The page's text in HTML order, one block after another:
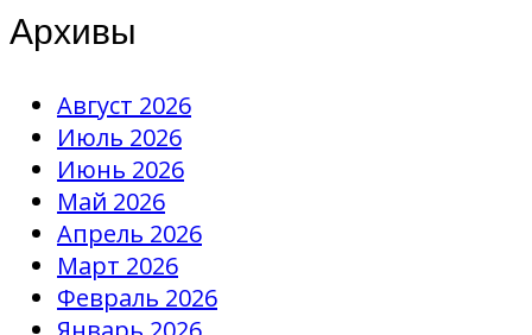
Архивы
Август 2026
Июль 2026
Июнь 2026
Май 2026
Апрель 2026
Март 2026
Февраль 2026